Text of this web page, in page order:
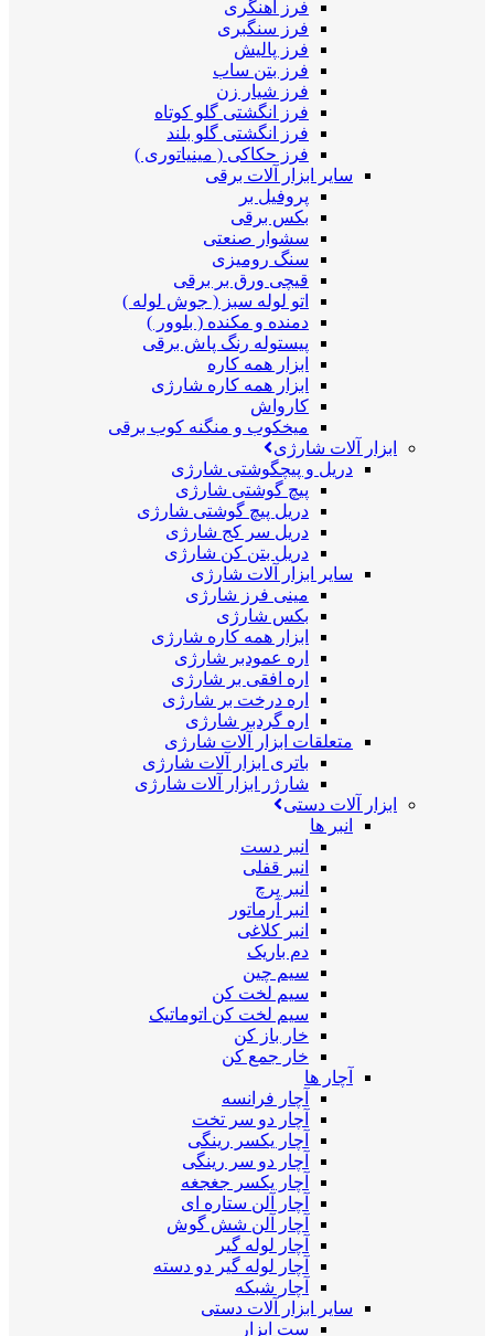
فرز آهنگری
فرز سنگبری
فرز پالیش
فرز بتن ساب
فرز شیار زن
فرز انگشتی گلو کوتاه
فرز انگشتی گلو بلند
فرز حکاکی ( مینیاتوری )
سایر ابزار آلات برقی
پروفیل بر
بکس برقی
سشوار صنعتی
سنگ رومیزی
قیچی ورق بر برقی
اتو لوله سبز ( جوش لوله )
دمنده و مکنده ( بلوور )
پیستوله رنگ پاش برقی
ابزار همه کاره
ابزار همه کاره شارژی
کارواش
میخکوب و منگنه کوب برقی
ابزار آلات شارژی
دریل و پیچگوشتی شارژی
پیچ گوشتی شارژی
دریل پیچ گوشتی شارژی
دریل سر کج شارژی
دریل بتن کن شارژی
سایر ابزار آلات شارژی
مینی فرز شارژی
بکس شارژی
ابزار همه کاره شارژی
اره عمودبر شارژی
اره افقی بر شارژی
اره درخت بر شارژی
اره گردبر شارژی
متعلقات ابزار آلات شارژی
باتری ابزار آلات شارژی
شارژر ابزار آلات شارژی
ابزار آلات دستی
انبر ها
انبر دست
انبر قفلی
انبر پرچ
انبر آرماتور
انبر کلاغی
دم باریک
سیم چین
سیم لخت کن
سیم لخت کن اتوماتیک
خار باز کن
خار جمع کن
آچار ها
آچار فرانسه
آچار دو سر تخت
آچار یکسر رینگی
آچار دو سر رینگی
آچار یکسر جغجغه
آچار آلن ستاره ای
آچار آلن شش گوش
آچار لوله گیر
آچار لوله گیر دو دسته
آچار شبکه
سایر ابزار آلات دستی
ست ابزار